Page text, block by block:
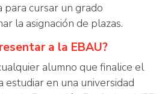
para cursar un grado
la asignación de plazas.
a la EBAU?
alumno que finalice el
estudiar en una universidad